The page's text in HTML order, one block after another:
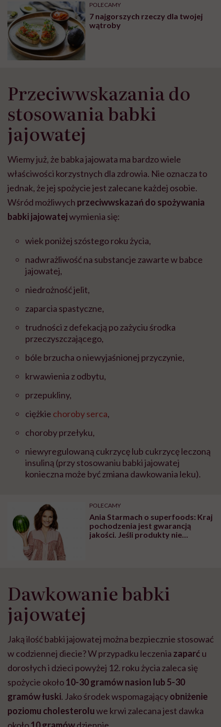
POLECAMY
7 najgorszych rzeczy dla twojej
wątroby
Przeciwwskazania do
stosowania babki
jajowatej
Wiemy już, że babka jajowata ma bardzo wiele
właściwości korzystnych dla zdrowia. Nie oznacza to
jednak, że jej spożycie jest zalecane każdej osobie.
Wśród możliwych przeciwwskazań do spożywania
babki jajowatejwymienia się:
wiek poniżej szóstego roku życia,
nadwrażliwość na substancje zawarte w babce
jajowatej,
niedrożność jelit,
zaparcia spastyczne,
trudności z defekacją po zażyciu środka
przeczyszczającego,
bóle brzucha o niewyjaśnionej przyczynie,
krwawienia z odbytu,
przepukliny,
ciężkie choroby serca,
choroby przełyku,
niewyregulowaną cukrzycę lub cukrzycę leczoną
insuliną (przy stosowaniu babki jajowatej
konieczna może być zmiana dawkowania leku).
POLECAMY
Ania Starmach o superfoods: Kraj
pochodzenia jest gwarancją
jakości. Jeśli produkty nie
Dawkowanie babki
jajowatej
Jaką ilość babki jajowatej można bezpiecznie stosować
w codziennej diecie? W przypadku leczenia zaparć u
dorosłych i dzieci powyżej 12. roku życia zaleca się
spożycie około10-30 gramów nasion lub 5-30
gramów łuski. Jako środek wspomagającyobniżenie
poziomu cholesteroluwe krwi zalecana jest dawka